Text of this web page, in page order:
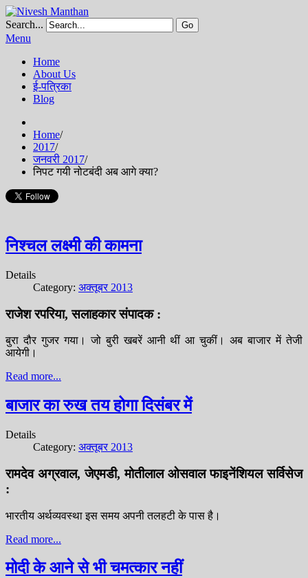
Search... Go
Menu
Home
About Us
ई-पत्रिका
Blog
Home/
2017/
जनवरी 2017/
निपट गयी नोटबंदी अब आगे क्या?
निश्चल लक्ष्मी की कामना
Details
Category: अक्तूबर 2013
राजेश रपरिया, सलाहकार संपादक :
बुरा दौर गुजर गया। जो बुरी खबरें आनी थीं आ चुकीं। अब बाजार में तेजी
आयेगी।
Read more...
बाजार का रुख तय होगा दिसंबर में
Details
Category: अक्तूबर 2013
रामदेव अग्रवाल, जेएमडी, मोतीलाल ओसवाल फाइनेंशियल सर्विसेज
:
भारतीय अर्थव्यवस्था इस समय अपनी तलहटी के पास है।
Read more...
मोदी के आने से भी चमत्कार नहीं